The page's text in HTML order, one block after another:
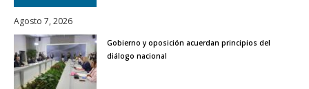
Agosto 7, 2026
Gobierno y oposición acuerdan principios del
diálogo nacional